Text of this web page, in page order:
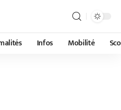
Infos Mobilité